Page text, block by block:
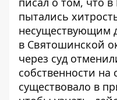
пытались
несуществующим
в Святошинской
через суд
собственности
существовало в